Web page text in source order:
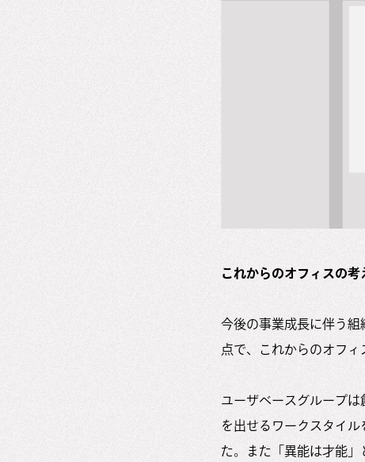
これからのオフィスの考
今後の事業成長に伴う
点で、これからのオフィ
ユーザベースグループ
を出せるワークスタイ
た。また「異能は才能